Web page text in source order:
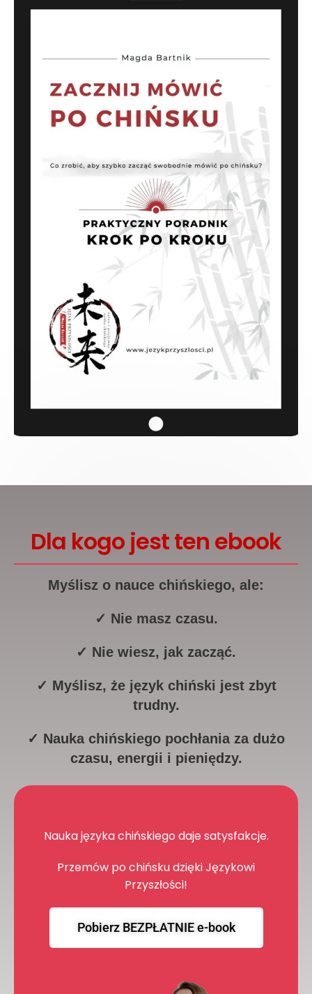
Dla kogo jest ten ebook
Myślisz o nauce chińskiego, ale:
✓ Nie masz czasu.
✓ Nie wiesz, jak zacząć.
✓ Myślisz, że język chiński jest zbyt
trudny.
✓ Nauka chińskiego pochłania za dużo
czasu, energii i pieniędzy.
Nauka języka chińskiego daje satysfakcje.
Przemów po chińsku dzięki Językowi
Przyszłości!
Pobierz BEZPŁATNIE e-book